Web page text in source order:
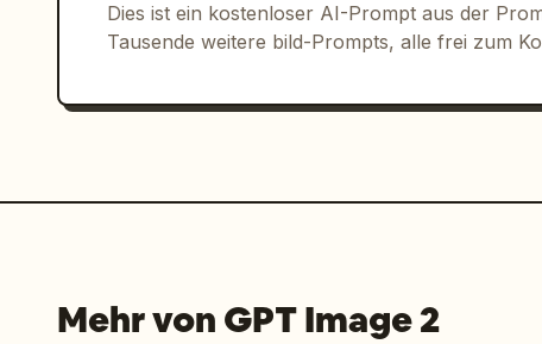
Ästhetik hochwertiger
Premium-Editorial-Look (wie bei einer
Ausgabeanforderungen:
Dies ist ein kostenloser AI-Prompt aus der
Tausende weitere bild-Prompts, alle frei zum
Mehr von GPT Image 2